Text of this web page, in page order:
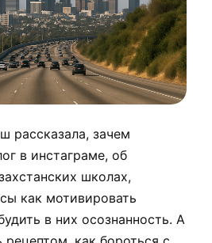
рассказала, зачем
в инстаграме, об
школах,
как мотивировать
в них осознанность. А